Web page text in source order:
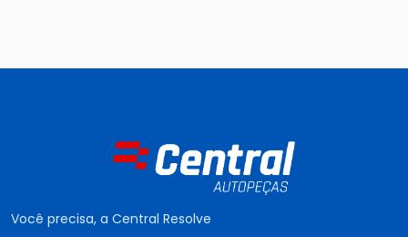
Você precisa, a Central Resolve